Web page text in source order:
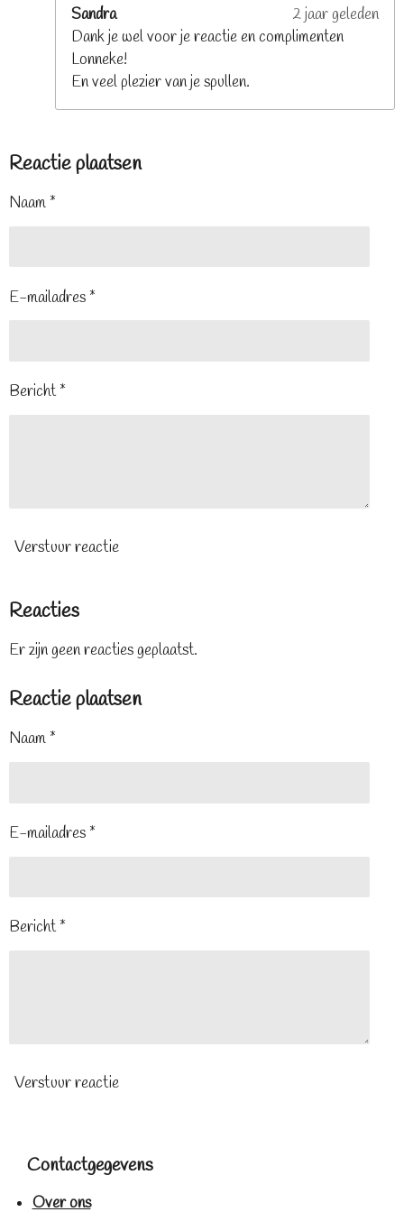
Sandra
2 jaar geleden
Dank je wel voor je reactie en complimenten
Lonneke!
En veel plezier van je spullen.
Reactie plaatsen
Naam *
E-mailadres *
Bericht *
Verstuur reactie
Reacties
Er zijn geen reacties geplaatst.
Reactie plaatsen
Naam *
E-mailadres *
Bericht *
Verstuur reactie
Contactgegevens
Over ons